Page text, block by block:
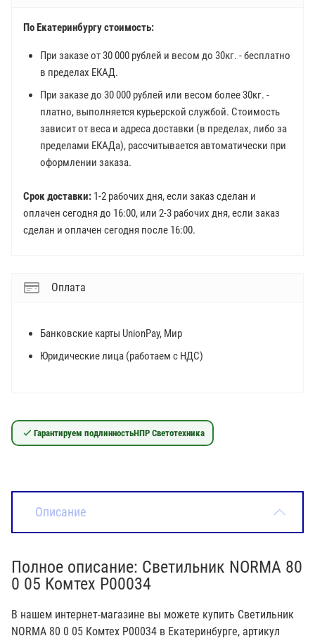
По Екатеринбургу стоимость:
При заказе от 30 000 рублей и весом до 30кг. - бесплатно
в пределах ЕКАД.
При заказе до 30 000 рублей или весом более 30кг. -
платно, выполняется курьерской службой. Стоимость
зависит от веса и адреса доставки (в пределах, либо за
пределами ЕКАДа), рассчитывается автоматически при
оформлении заказа.
Срок доставки: 1-2 рабочих дня, если заказ сделан и
оплачен сегодня до 16:00, или 2-3 рабочих дня, если заказ
сделан и оплачен сегодня после 16:00.
Оплата
Банковские карты UnionPay, Мир
Юридические лица (работаем с НДС)
Гарантируем подлинностьНПР Светотехника
Описание
Полное описание: Светильник NORMA 80
0 05 Комтех P00034
В нашем интернет-магазине вы можете купить Светильник
NORMA 80 0 05 Комтех P00034 в Екатеринбурге, артикул